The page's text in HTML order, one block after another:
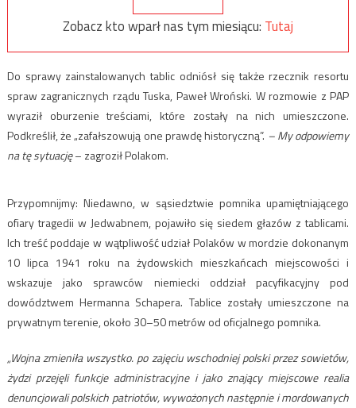
Zobacz kto wparł nas tym miesiącu: Tutaj
Do sprawy zainstalowanych tablic odniósł się także rzecznik resortu
spraw zagranicznych rządu Tuska, Paweł Wroński. W rozmowie z PAP
wyraził oburzenie treściami, które zostały na nich umieszczone.
Podkreślił, że „zafałszowują one prawdę historyczną”. – My odpowiemy
na tę sytuację– zagroził Polakom.
Przypomnijmy: Niedawno, w sąsiedztwie pomnika upamiętniającego
ofiary tragedii w Jedwabnem, pojawiło się siedem głazów z tablicami.
Ich treść poddaje w wątpliwość udział Polaków w mordzie dokonanym
10 lipca 1941 roku na żydowskich mieszkańcach miejscowości i
wskazuje jako sprawców niemiecki oddział pacyfikacyjny pod
dowództwem Hermanna Schapera. Tablice zostały umieszczone na
prywatnym terenie, około 30–50 metrów od oficjalnego pomnika.
„Wojna zmieniła wszystko. po zajęciu wschodniej polski przez sowietów,
żydzi przejęli funkcje administracyjne i jako znający miejscowe realia
denuncjowali polskich patriotów, wywożonych następnie i mordowanych